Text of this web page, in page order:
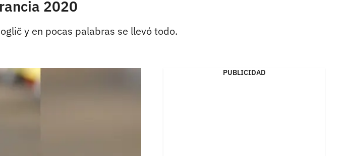
2020
y en pocas palabras se llevó todo.
PUBLICIDAD